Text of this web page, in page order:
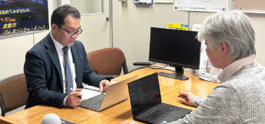
ご利用案内
よくある質問
KVOについて
お知らせ